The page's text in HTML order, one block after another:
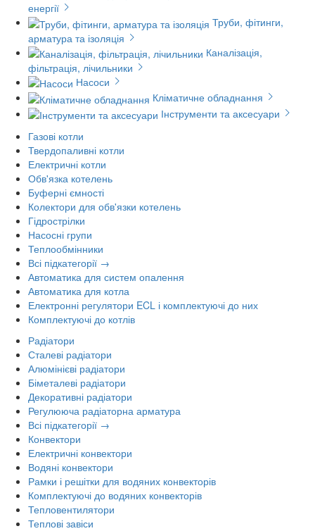
енергії
Труби, фітинги,
арматура та ізоляція
Каналізація,
фільтрація, лічильники
Насоси
Кліматичне обладнання
Інструменти та аксесуари
Газові котли
Твердопаливні котли
Електричні котли
Обв'язка котелень
Буферні ємності
Колектори для обв'язки котелень
Гідрострілки
Насосні групи
Теплообмінники
Всі підкатегорії →
Автоматика для систем опалення
Автоматика для котла
Електронні регулятори ECL і комплектуючі до них
Комплектуючі до котлів
Радіатори
Сталеві радіатори
Алюмінієві радіатори
Біметалеві радіатори
Декоративні радіатори
Регулююча радіаторна арматура
Всі підкатегорії →
Конвектори
Електричні конвектори
Водяні конвектори
Рамки і решітки для водяних конвекторів
Комплектуючі до водяних конвекторів
Тепловентилятори
Теплові завіси